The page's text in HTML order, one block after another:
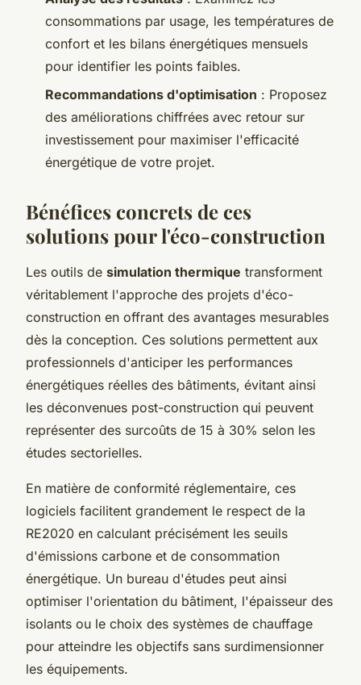
consommations par usage, les températures de
confort et les bilans énergétiques mensuels
pour identifier les points faibles.
Recommandations d'optimisation : Proposez
des améliorations chiffrées avec retour sur
investissement pour maximiser l'efficacité
énergétique de votre projet.
Bénéfices concrets de ces
solutions pour l'éco-construction
Les outils de simulation thermique transforment
véritablement l'approche des projets d'éco-
construction en offrant des avantages mesurables
dès la conception. Ces solutions permettent aux
professionnels d'anticiper les performances
énergétiques réelles des bâtiments, évitant ainsi
les déconvenues post-construction qui peuvent
représenter des surcoûts de 15 à 30% selon les
études sectorielles.
En matière de conformité réglementaire, ces
logiciels facilitent grandement le respect de la
RE2020 en calculant précisément les seuils
d'émissions carbone et de consommation
énergétique. Un bureau d'études peut ainsi
optimiser l'orientation du bâtiment, l'épaisseur des
isolants ou le choix des systèmes de chauffage
pour atteindre les objectifs sans surdimensionner
les équipements.